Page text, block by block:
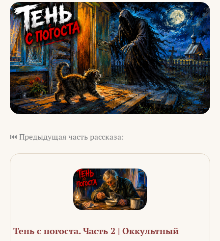
⏮️ Предыдущая часть рассказа:
Тень с погоста. Часть 2 | Оккультный